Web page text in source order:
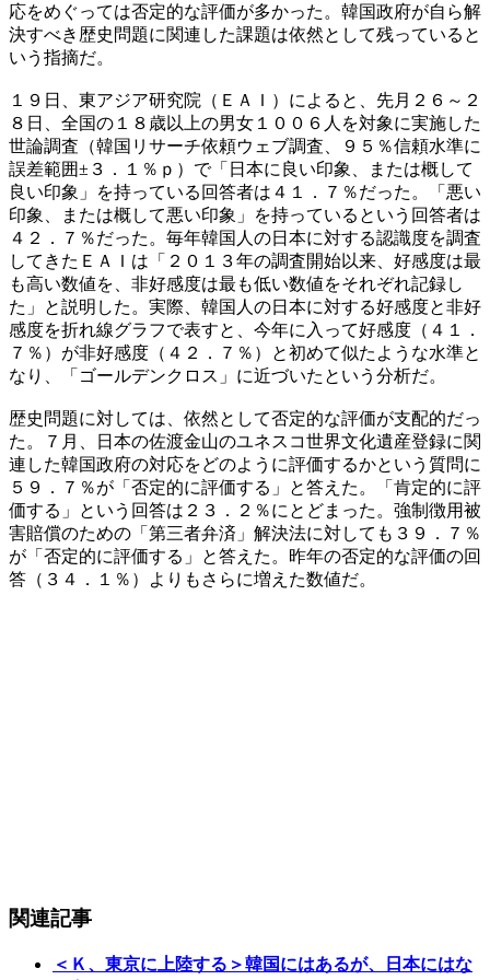
応をめぐっては否定的な評価が多かった。韓国政府が自ら解
決すべき歴史問題に関連した課題は依然として残っていると
いう指摘だ。
１９日、東アジア研究院（ＥＡＩ）によると、先月２６～２
８日、全国の１８歳以上の男女１００６人を対象に実施した
世論調査（韓国リサーチ依頼ウェブ調査、９５％信頼水準に
誤差範囲±３．１％ｐ）で「日本に良い印象、または概して
良い印象」を持っている回答者は４１．７％だった。「悪い
印象、または概して悪い印象」を持っているという回答者は
４２．７％だった。毎年韓国人の日本に対する認識度を調査
してきたＥＡＩは「２０１３年の調査開始以来、好感度は最
も高い数値を、非好感度は最も低い数値をそれぞれ記録し
た」と説明した。実際、韓国人の日本に対する好感度と非好
感度を折れ線グラフで表すと、今年に入って好感度（４１．
７％）が非好感度（４２．７％）と初めて似たような水準と
なり、「ゴールデンクロス」に近づいたという分析だ。
歴史問題に対しては、依然として否定的な評価が支配的だっ
た。７月、日本の佐渡金山のユネスコ世界文化遺産登録に関
連した韓国政府の対応をどのように評価するかという質問に
５９．７％が「否定的に評価する」と答えた。「肯定的に評
価する」という回答は２３．２％にとどまった。強制徴用被
害賠償のための「第三者弁済」解決法に対しても３９．７％
が「否定的に評価する」と答えた。昨年の否定的な評価の回
答（３４．１％）よりもさらに増えた数値だ。
関連記事
＜Ｋ、東京に上陸する＞韓国にはあるが、日本にはな